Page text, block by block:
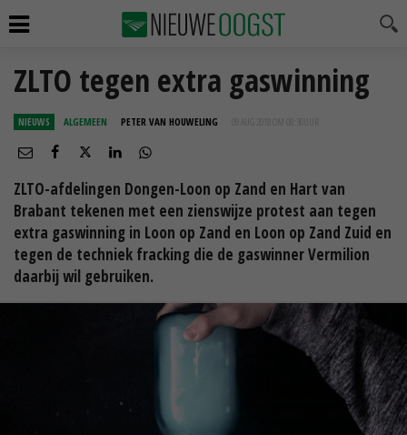
ZLTO tegen extra gaswinning
NIEUWS ALGEMEEN PETER VAN HOUWELING 09 AUG 2018 OM 08:30
ZLTO-afdelingen Dongen-Loon op Zand en Hart van
Brabant tekenen met een zienswijze protest aan tegen
extra gaswinning in Loon op Zand en Loon op Zand Zuid en
tegen de techniek fracking die de gaswinner Vermilion
daarbij wil gebruiken.